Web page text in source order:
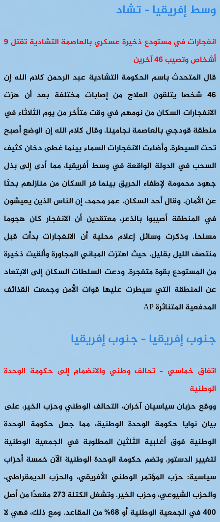
وسط إفريقيا – تشاد
انفجارات في مستودع ذخيرة عسكري بالعاصمة التشادية تقتل 9
أشخاص وتصيب 46 آخرين
قال المتحدث باسم الحكومة التشادية عبد الرحمن كلام الله إن
46 شخصا يتلقون العلاج من إصابات مختلفة بعد أن هزت
الانفجارات السكان من نومهم في وقت متأخر من يوم الثلاثاء في
منطقة قودجي ​​بالعاصمة نجامينا. وقال كلام الله إن الوضع أصبح
تحت السيطرة. وأضاءت الانفجارات السماء بينما غطى دخان كثيف
السحب في الدولة الواقعة في وسط أفريقيا، مما أدى إلى بذل
جهود محمومة لإطفاء الحريق بينما فر السكان من منازلهم بحثا
عن الأمان. وقال أحد السكان، عمر محمد، إن الناس الذين يعيشون
في المنطقة أصيبوا بالذعر، معتقدين أن الانفجار كان هجوما
مسلحا. وذكرت وسائل إعلام محلية أن الانفجارات بدأت قبل
منتصف الليل بقليل، حيث اهتزت المباني المجاورة وألقيت ذخيرة
من المستودع بقوة متفجرة. ودعت السلطات السكان إلى الابتعاد
عن المنطقة التي سيطرت عليها قوات الأمن وجمعت القذائف
المدفعية المتناثرة AP
جنوب إفريقيا – جنوب إفريقيا
اتفاق خماسي – تحالف وطني والانضمام إلى حكومة الوحدة
الوطنية
ووقع حزبان سياسيان آخران، التحالف الوطني وحزب الخير، على
بيان نوايا حكومة الوحدة الوطنية، مما جعل حكومة الوحدة
الوطنية فوق أغلبية الثلثين المطلوبة في الجمعية الوطنية
لتغيير الدستور. وتضم حكومة الوحدة الوطنية الآن خمسة أحزاب
سياسية: حزب المؤتمر الوطني الأفريقي، والحزب الديمقراطي،
والحزب الشيوعي، وحزب الخير. وتشغل الكتلة 273 مقعدًا من أصل
400 في الجمعية الوطنية أو 68% من المقاعد. ومع ذلك، فهي لا